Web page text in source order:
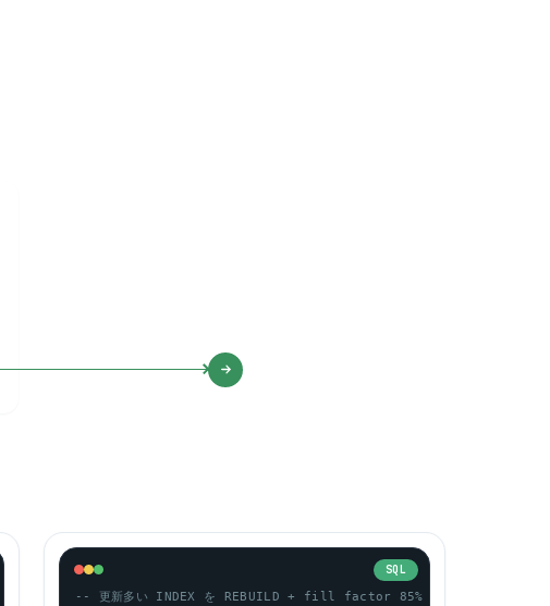
SQL
-- 更新多い INDEX を REBUILD + fill factor 85% で再構築